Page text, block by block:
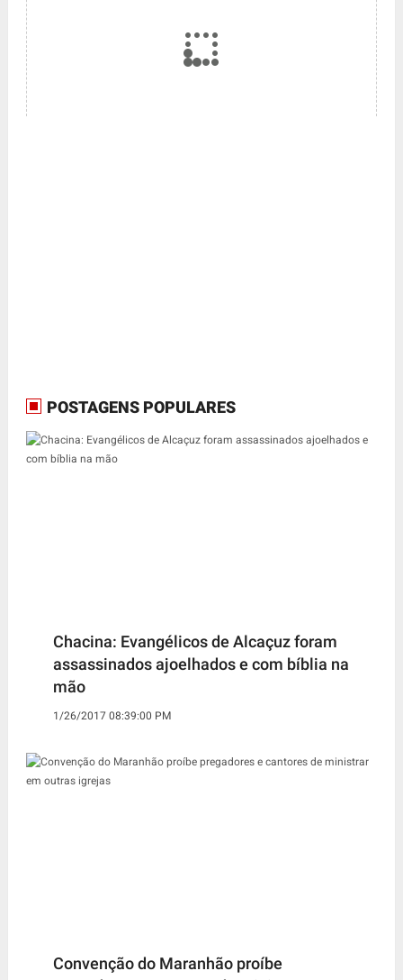
POSTAGENS POPULARES
Chacina: Evangélicos de Alcaçuz foram
assassinados ajoelhados e com bíblia na
mão
1/26/2017 08:39:00 PM
Convenção do Maranhão proíbe